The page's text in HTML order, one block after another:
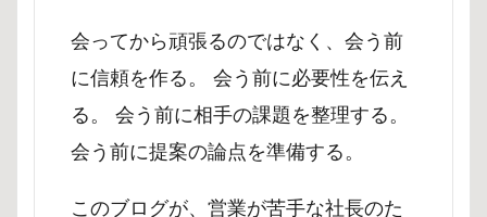
会ってから頑張るのではなく、会う前
に信頼を作る。 会う前に必要性を伝え
る。 会う前に相手の課題を整理する。
会う前に提案の論点を準備する。
このブログが、営業が苦手な社長のた